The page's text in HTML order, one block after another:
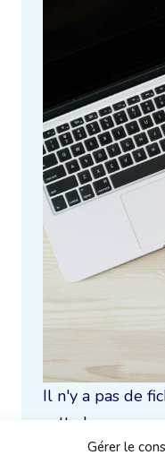
Gérer le
Il n'y a pas de
cette langue.